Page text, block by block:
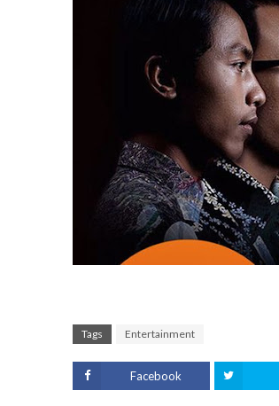
Tags Entertainment
Facebook